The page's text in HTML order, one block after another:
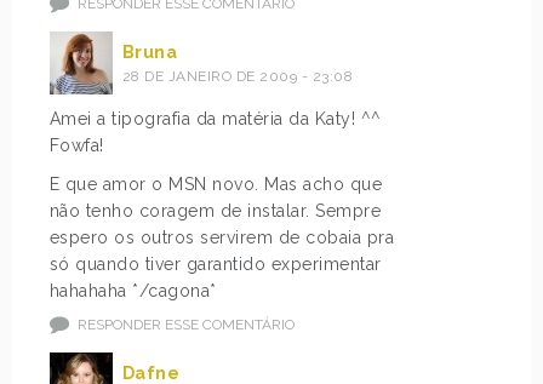
RESPONDER ESSE COMENTÁRIO
Bruna
28 DE JANEIRO DE 2009 - 23:08
Amei a tipografia da matéria da Katy! ^^
Fowfa!
E que amor o MSN novo. Mas acho que
não tenho coragem de instalar. Sempre
espero os outros servirem de cobaia pra
só quando tiver garantido experimentar
hahahaha */cagona*
RESPONDER ESSE COMENTÁRIO
Dafne